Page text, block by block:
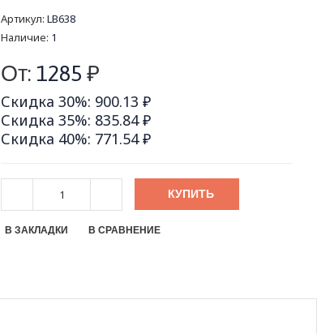
Артикул: LB638
Наличие: 1
От: 1285 ₽
Скидка 30%: 900.13 ₽
Скидка 35%: 835.84 ₽
Скидка 40%: 771.54 ₽
КУПИТЬ
В ЗАКЛАДКИ В СРАВНЕНИЕ